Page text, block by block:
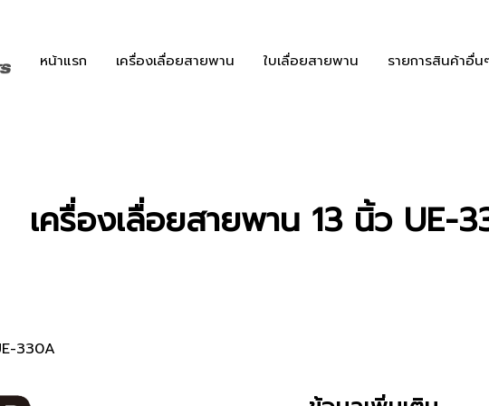
หน้าแรก เครื่องเลื่อยสายพาน ใบเลื่อยสายพาน รายการสินค้าอื่น
เครื่องเลื่อยสายพาน 13 นิ้ว UE-
330A